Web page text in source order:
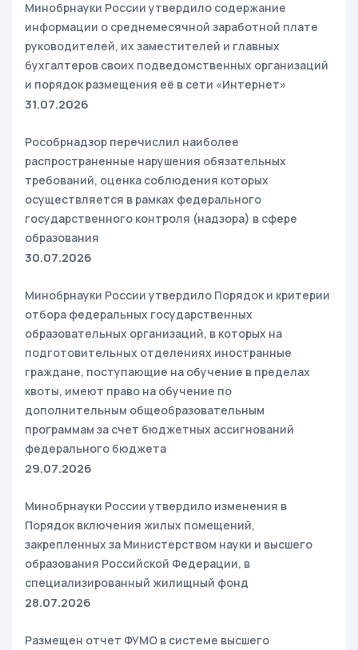
Минобрнауки России утвердило содержание
информации о среднемесячной заработной плате
руководителей, их заместителей и главных
бухгалтеров своих подведомственных организаций
и порядок размещения её в сети «Интернет»
31.07.2026
Рособрнадзор перечислил наиболее
распространенные нарушения обязательных
требований, оценка соблюдения которых
осуществляется в рамках федерального
государственного контроля (надзора) в сфере
образования
30.07.2026
Минобрнауки России утвердило Порядок и критерии
отбора федеральных государственных
образовательных организаций, в которых на
подготовительных отделениях иностранные
граждане, поступающие на обучение в пределах
квоты, имеют право на обучение по
дополнительным общеобразовательным
программам за счет бюджетных ассигнований
федерального бюджета
29.07.2026
Минобрнауки России утвердило изменения в
Порядок включения жилых помещений,
закрепленных за Министерством науки и высшего
образования Российской Федерации, в
специализированный жилищный фонд
28.07.2026
Размещен отчет ФУМО в системе высшего